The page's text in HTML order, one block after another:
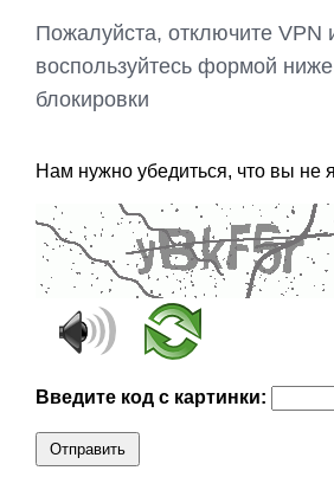
Пожалуйста, отключите VPN
воспользуйтесь формой
блокировки
Нам нужно убедиться, что вы не
Введите код с картинки:
Отправить